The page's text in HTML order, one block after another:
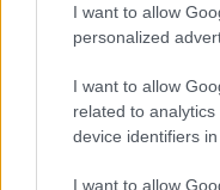
I want to allow
personalized
I want to allow
related to
device identifiers in
I want to allow